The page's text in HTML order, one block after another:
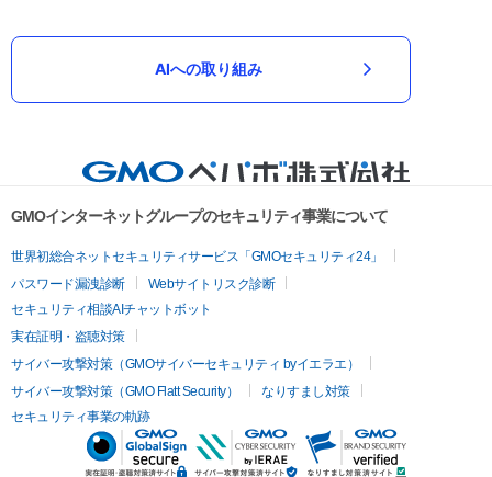
AIへの取り組み
GMOインターネットグループのセキュリティ事業について
世界初総合ネットセキュリティサービス「GMOセキュリティ24」
パスワード漏洩診断
Webサイトリスク診断
セキュリティ相談AIチャットボット
実在証明・盗聴対策
サイバー攻撃対策（GMOサイバーセキュリティ byイエラエ）
サイバー攻撃対策（GMO Flatt Security）
なりすまし対策
セキュリティ事業の軌跡